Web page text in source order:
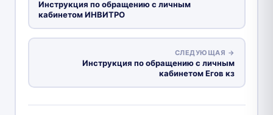
Инструкция по обращению с личным
кабинетом ИНВИТРО
СЛЕДУЮЩАЯ →
Инструкция по обращению с личным
кабинетом Егов кз